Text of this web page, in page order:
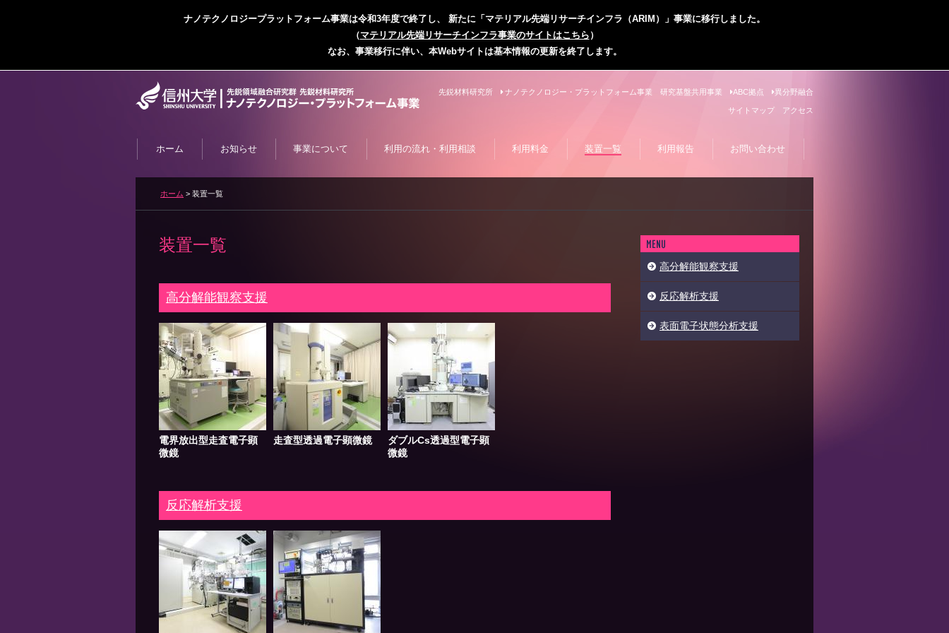
ナノテクノロジープラットフォーム事業は令和3年度で終了し、 新たに「マテリアル先端リサーチインフラ（ARIM）」事業に移行しました。
（マテリアル先端リサーチインフラ事業のサイトはこちら ）
なお、事業移行に伴い、本Webサイトは基本情報の更新を終了します。
先鋭材料研究所 ナノテクノロジー・プラットフォーム事業 研究基盤共用事業 ABC拠点 異分野融合
サイトマップ アクセス
ホーム お知らせ 事業について 利用の流れ・利用相談 利用料金 装置一覧 利用報告 お問い合わせ
ホーム 装置一覧
装置一覧
高分解能観察支援
電界放出型走査電子顕
微鏡
走査型透過電子顕微鏡
ダブルCs透過型電子顕
微鏡
反応解析支援
高分解能観察支援
反応解析支援
表面電子状態分析支援